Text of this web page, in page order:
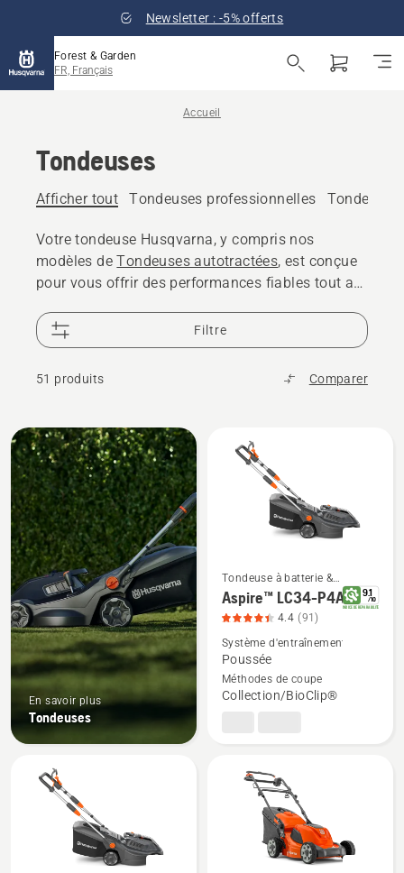
Newsletter : -5% offerts
Forest & Garden
FR, Français
Accueil
Tondeuses
Afficher tout Tondeuses professionnelles Tondeuse
Votre tondeuse Husqvarna, y compris nos
modèles deTondeuses autotractées, est conçue
pour vous offrir des performances fiables tout au
tondeuses sont disponibles pendant plus de 10
ans et 25 000 revendeurs dans le monde sont là
pour vous aider
Filtre
51 produits Comparer
Tous
les
produits
En savoir plus
Tondeuses
Voir
plus
de
détails
sur
Aspire™
9.1
/10
INDICE DE REPARABILITE
Tondeuse à batterie &
Tondeuse à gazon électrique
Aspire™ LC34-P4A
4.4 (91)
Système d'entraînement
Poussée
Méthodes de coupe
Collection/BioClip®